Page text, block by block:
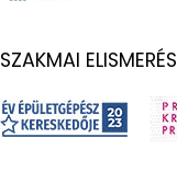
SZAKMAI ELISMERÉS